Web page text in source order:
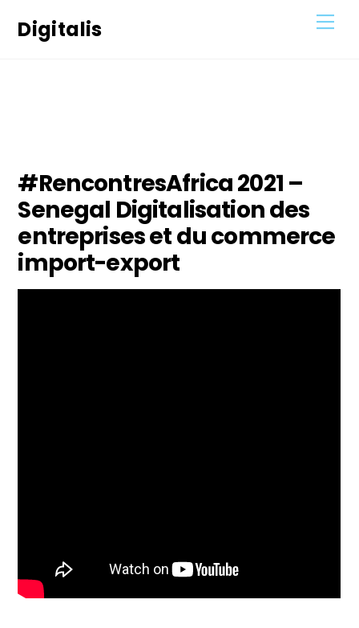
Digitalis
#RencontresAfrica 2021 –
Senegal Digitalisation des
entreprises et du commerce
import-export